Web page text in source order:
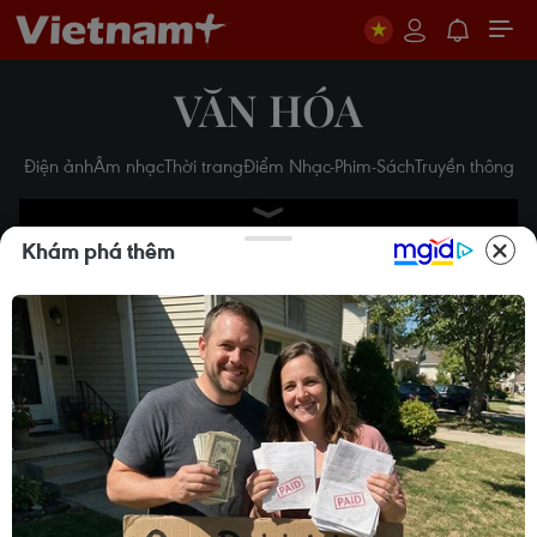
VĂN HÓA
Điện ảnhÂm nhạcThời trangĐiểm Nhạc-Phim-SáchTruyền thông
Khám phá thêm